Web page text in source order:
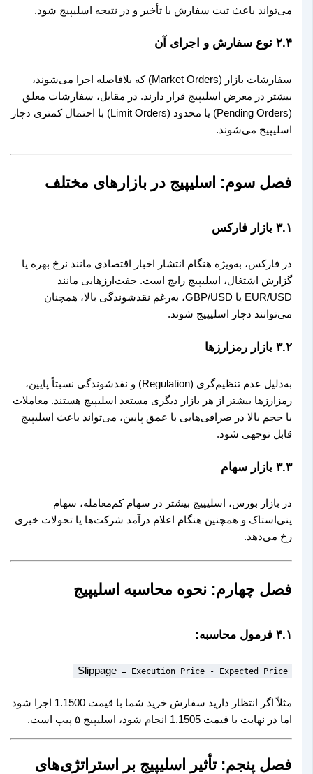
می‌تواند باعث ثبت سفارش با تأخیر و در نتیجه اسلیپیج شود.
۲.۴ نوع سفارش و اجرای آن
سفارشات بازار (Market Orders) که بلافاصله اجرا می‌شوند،
بیشتر در معرض اسلیپیج قرار دارند. در مقابل، سفارشات معلق
(Pending Orders) یا محدود (Limit Orders) با احتمال کمتری دچار
اسلیپیج می‌شوند.
فصل سوم: اسلیپیج در بازارهای مختلف
۳.۱ بازار فارکس
در فارکس، به‌ویژه هنگام انتشار اخبار اقتصادی مانند نرخ بهره یا
گزارش اشتغال، اسلیپیج رایج است. جفت‌ارزهایی مانند
EUR/USD یا GBP/USD، به‌رغم نقدشوندگی بالا، همچنان
می‌توانند دچار اسلیپیج شوند.
۳.۲ بازار رمزارزها
به‌دلیل عدم تنظیم‌گری (Regulation) و نقدشوندگی نسبتاً پایین،
رمزارزها بیشتر از هر بازار دیگری مستعد اسلیپیج هستند. معاملات
با حجم بالا در صرافی‌هایی با عمق پایین، می‌تواند باعث اسلیپیج
قابل توجهی شود.
۳.۳ بازار سهام
در بازار بورس، اسلیپیج بیشتر در سهام کم‌معامله، سهام
پنی‌استاک و همچنین هنگام اعلام درآمد شرکت‌ها یا تحولات خبری
رخ می‌دهد.
فصل چهارم: نحوه محاسبه اسلیپیج
۴.۱ فرمول محاسبه:
Slippage = Execution Price - Expected Price
مثلاً اگر انتظار دارید سفارش خرید شما با قیمت 1.1500 اجرا شود
اما در نهایت با قیمت 1.1505 انجام شود، اسلیپیج ۵ پیپ است.
فصل پنجم: تأثیر اسلیپیج بر استراتژی‌های